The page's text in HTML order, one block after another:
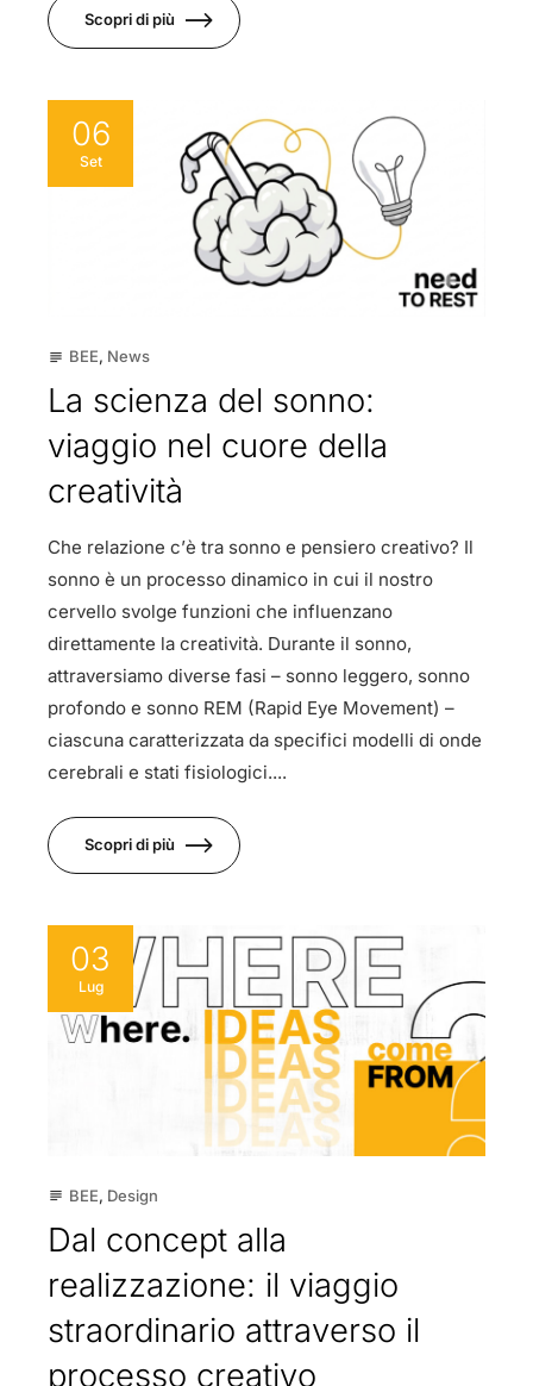
Scopri di più
06
Set
subject BEE, News
La scienza del sonno:
viaggio nel cuore della
creatività
Che relazione c’è tra sonno e pensiero creativo? Il
sonno è un processo dinamico in cui il nostro
cervello svolge funzioni che influenzano
direttamente la creatività. Durante il sonno,
attraversiamo diverse fasi – sonno leggero, sonno
profondo e sonno REM (Rapid Eye Movement) –
ciascuna caratterizzata da specifici modelli di onde
cerebrali e stati fisiologici....
Scopri di più
03
Lug
subject BEE, Design
Dal concept alla
realizzazione: il viaggio
straordinario attraverso il
processo creativo